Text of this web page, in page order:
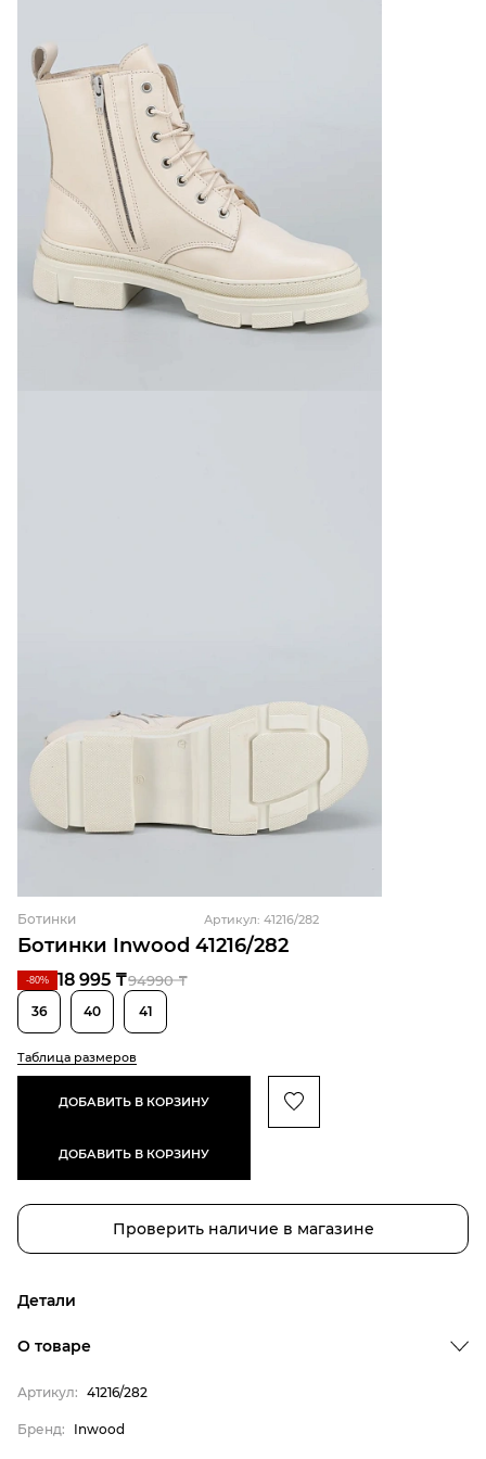
Ботинки Inwood 41216/282
Ботинки Артикул: 41216/282
94990 ₸
18 995 ₸
-80%
36 40 41
Таблица размеров
ДОБАВИТЬ В КОРЗИНУ
ДОБАВИТЬ В КОРЗИНУ
Проверить наличие в магазине
Детали
О товаре
Артикул: 41216/282
Бренд: Inwood